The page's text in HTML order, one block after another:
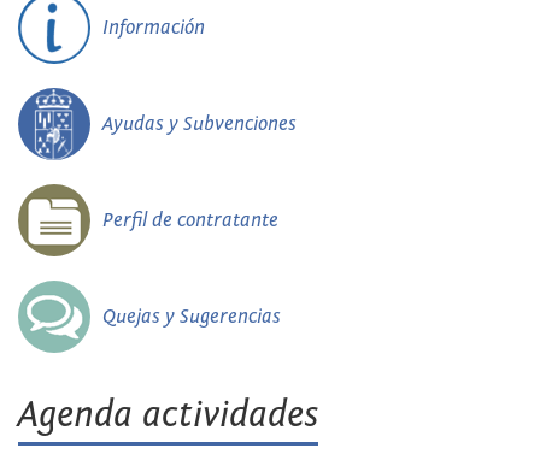
Información
Ayudas y Subvenciones
Perfil de contratante
Quejas y Sugerencias
Agenda actividades